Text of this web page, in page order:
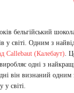
бельгійський
у світі. Одним з
Callebaut (Калебаут).
одні з
він визнаний
у світі.